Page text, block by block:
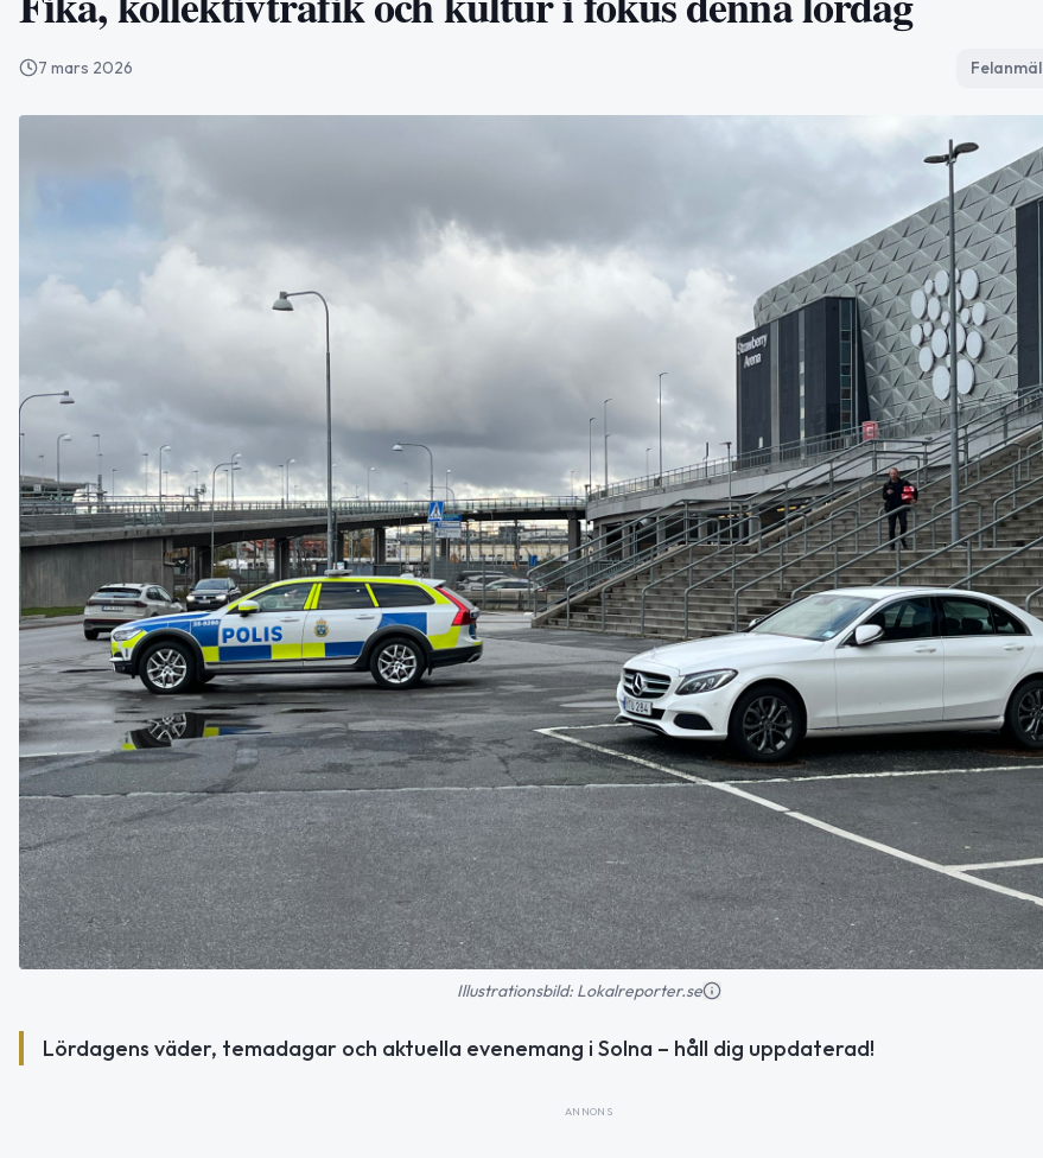
7 mars 2026 Felanmäl
Illustrationsbild: Lokalreporter.se
Lördagens väder, temadagar och aktuella evenemang i Solna – håll dig uppdaterad!
ANNONS